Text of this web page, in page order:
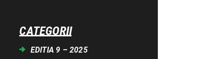
CATEGORII
EDITIA 9 – 2025